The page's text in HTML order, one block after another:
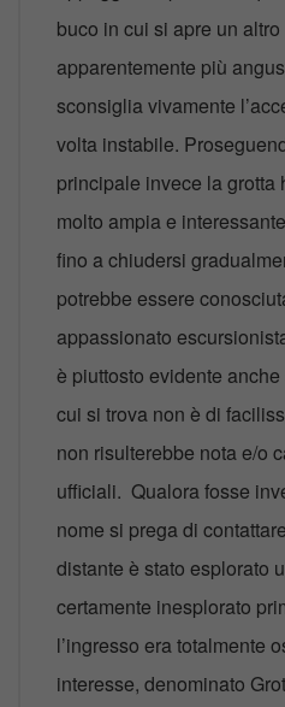
buco in cui si apre un
apparentemente più
sconsiglia vivamente
volta instabile.
principale invece la grotta
molto ampia e
fino a chiudersi
potrebbe essere
appassionato
è piuttosto evidente
cui si trova non è di
non risulterebbe nota e/o
ufficiali. Qualora fosse
nome si prega di
distante è stato esplorato
certamente inesplorato
l’ingresso era totalmente
interesse, denominato